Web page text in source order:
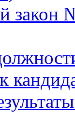
закон